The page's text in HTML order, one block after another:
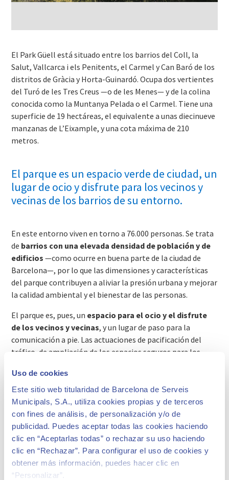
Uso de cookies
Este sitio web titularidad de Barcelona de Serveis
Municipals, S.A., utiliza cookies propias y de terceros
con fines de análisis, de personalización y/o de
publicidad. Puedes aceptar todas las cookies haciendo
clic en “Aceptarlas todas” o rechazar su uso haciendo
clic en “Rechazar”. Para configurar el uso de cookies y
obtener más información, puedes hacer clic en
“Personalizar”.
El Park Güell está situado entre los barrios del Coll, la
Salut, Vallcarca i els Penitents, el Carmel y Can Baró de los
distritos de Gràcia y Horta-Guinardó. Ocupa dos vertientes
del Turó de les Tres Creus —o de les Menes— y de la colina
conocida como la Muntanya Pelada o el Carmel. Tiene una
superficie de 19 hectáreas, el equivalente a unas diecinueve
manzanas de L’Eixample, y una cota máxima de 210
metros.
El parque es un espacio verde de ciudad, un
lugar de ocio y disfrute para los vecinos y
vecinas de los barrios de su entorno.
En este entorno viven en torno a 76.000 personas. Se trata
de barrios con una elevada densidad de población y de
edificios—como ocurre en buena parte de la ciudad de
Barcelona—, por lo que las dimensiones y características
del parque contribuyen a aliviar la presión urbana y mejorar
la calidad ambiental y el bienestar de las personas.
El parque es, pues, un espacio para el ocio y el disfrute
de los vecinos y vecinas, y un lugar de paso para la
comunicación a pie. Las actuaciones de pacificación del
tráfico, de ampliación de los espacios seguros para los
de algunas de las calles que lo rodean han contribuido
también a crear un entorno más tranquilo y saludable.